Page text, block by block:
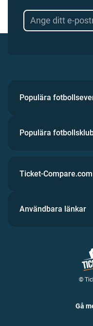
Populära
Populära
©
Gå
Ticket-Compare.com
Användbara länkar